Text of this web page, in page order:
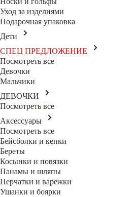
Уход за изделиями
Подарочная упаковка
Дети
СПЕЦ ПРЕДЛОЖЕНИЕ
Посмотреть все
Девочки
Мальчики
ДЕВОЧКИ
Посмотреть все
Аксессуары
Посмотреть все
Бейсболки и кепки
Береты
Косынки и повязки
Панамы и шляпы
Перчатки и варежки
Ушанки и боярки